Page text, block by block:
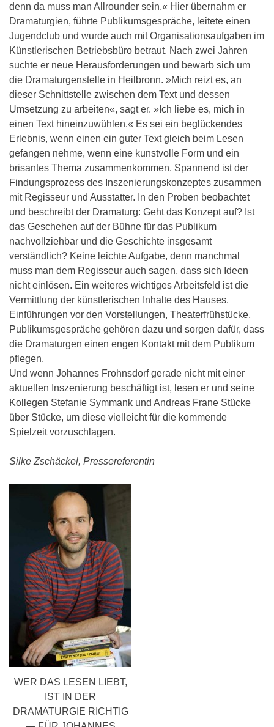
denn da muss man Allrounder sein.« Hier übernahm er
Dramaturgien, führte Publikumsgespräche, leitete einen
Jugendclub und wurde auch mit Organisationsaufgaben im
Künstlerischen Betriebsbüro betraut. Nach zwei Jahren
suchte er neue Herausforderungen und bewarb sich um
die Dramaturgenstelle in Heilbronn. »Mich reizt es, an
dieser Schnittstelle zwischen dem Text und dessen
Umsetzung zu arbeiten«, sagt er. »Ich liebe es, mich in
einen Text hineinzuwühlen.« Es sei ein beglückendes
Erlebnis, wenn einen ein guter Text gleich beim Lesen
gefangen nehme, wenn eine kunstvolle Form und ein
brisantes Thema zusammenkommen. Spannend ist der
Findungsprozess des Inszenierungskonzeptes zusammen
mit Regisseur und Ausstatter. In den Proben beobachtet
und beschreibt der Dramaturg: Geht das Konzept auf? Ist
das Geschehen auf der Bühne für das Publikum
nachvollziehbar und die Geschichte insgesamt
verständlich? Keine leichte Aufgabe, denn manchmal
muss man dem Regisseur auch sagen, dass sich Ideen
nicht einlösen. Ein weiteres wichtiges Arbeitsfeld ist die
Vermittlung der künstlerischen Inhalte des Hauses.
Einführungen vor den Vorstellungen, Theaterfrühstücke,
Publikumsgespräche gehören dazu und sorgen dafür, dass
die Dramaturgen einen engen Kontakt mit dem Publikum
pflegen.
Und wenn Johannes Frohnsdorf gerade nicht mit einer
aktuellen Inszenierung beschäftigt ist, lesen er und seine
Kollegen Stefanie Symmank und Andreas Frane Stücke
über Stücke, um diese vielleicht für die kommende
Spielzeit vorzuschlagen.
Silke Zschäckel, Pressereferentin
WER DAS LESEN LIEBT,
IST IN DER
DRAMATURGIE RICHTIG